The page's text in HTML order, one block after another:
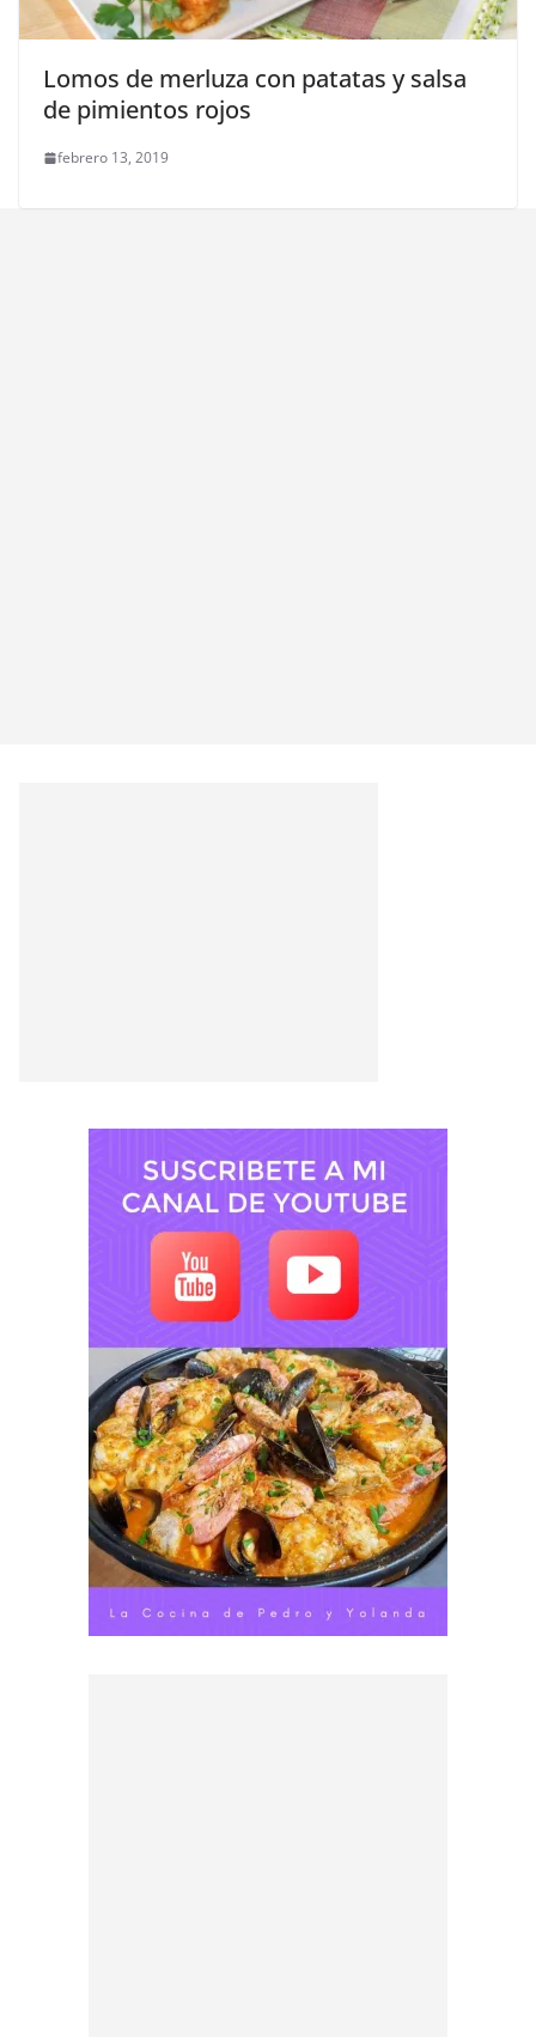
Lomos de merluza con patatas y salsa
de pimientos rojos
febrero 13, 2019